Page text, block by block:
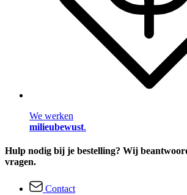
We werken
milieubewust.
Hulp nodig bij je bestelling? Wij
vragen.
Contact